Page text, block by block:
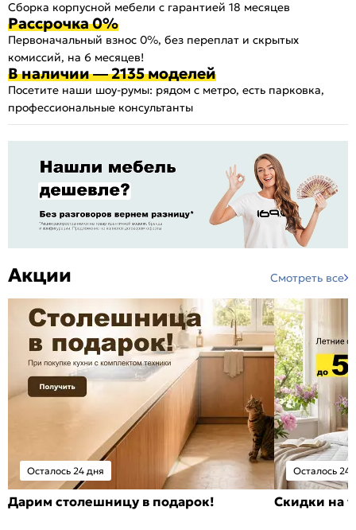
Сборка корпусной мебели с гарантией 18 месяцев
Рассрочка 0%
Первоначальный взнос 0%, без переплат и скрытых
комиссий, на 6 месяцев!
В наличии — 2135 моделей
Посетите наши шоу-румы: рядом с метро, есть парковка,
профессиональные консультанты
Акции Смотреть все
Осталось 24 дня
Дарим столешницу в подарок!
Осталось 24
Скидки на